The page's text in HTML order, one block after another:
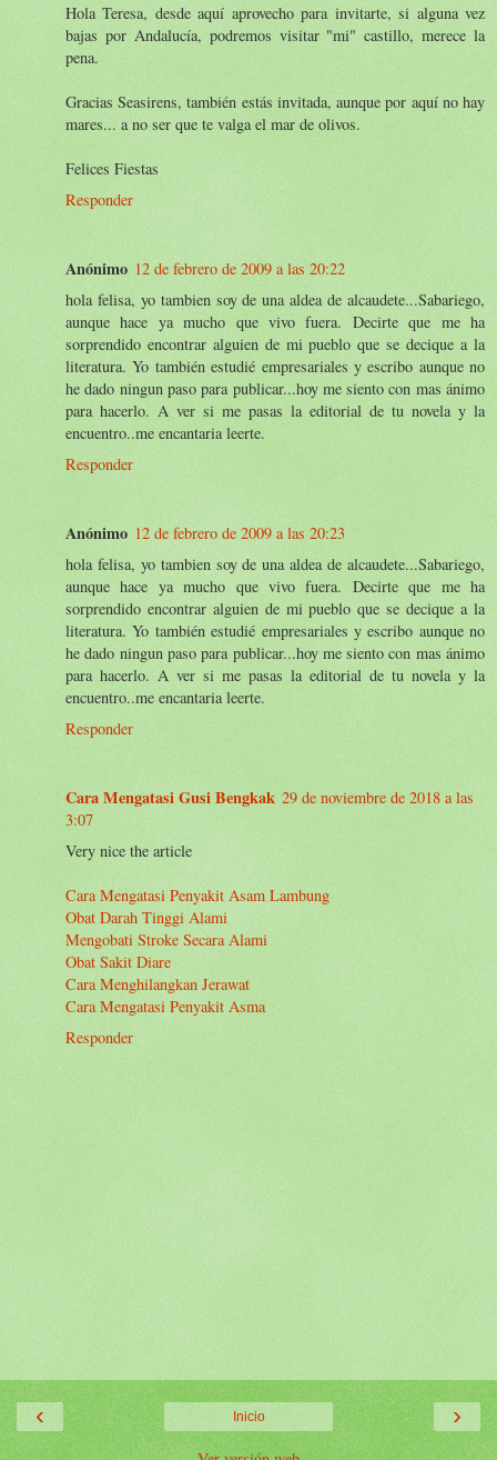
Hola Teresa, desde aquí aprovecho para invitarte, si alguna vez
bajas por Andalucía, podremos visitar "mi" castillo, merece la
pena.
Gracias Seasirens, también estás invitada, aunque por aquí no hay
mares... a no ser que te valga el mar de olivos.
Felices Fiestas
Responder
Anónimo 12 de febrero de 2009 a las 20:22
hola felisa, yo tambien soy de una aldea de alcaudete...Sabariego,
aunque hace ya mucho que vivo fuera. Decirte que me ha
sorprendido encontrar alguien de mi pueblo que se decique a la
literatura. Yo también estudié empresariales y escribo aunque no
he dado ningun paso para publicar...hoy me siento con mas ánimo
para hacerlo. A ver si me pasas la editorial de tu novela y la
encuentro..me encantaria leerte.
Responder
Anónimo 12 de febrero de 2009 a las 20:23
hola felisa, yo tambien soy de una aldea de alcaudete...Sabariego,
aunque hace ya mucho que vivo fuera. Decirte que me ha
sorprendido encontrar alguien de mi pueblo que se decique a la
literatura. Yo también estudié empresariales y escribo aunque no
he dado ningun paso para publicar...hoy me siento con mas ánimo
para hacerlo. A ver si me pasas la editorial de tu novela y la
encuentro..me encantaria leerte.
Responder
Cara Mengatasi Gusi Bengkak 29 de noviembre de 2018 a las
3:07
Very nice the article
Cara Mengatasi Penyakit Asam Lambung
Obat Darah Tinggi Alami
Mengobati Stroke Secara Alami
Obat Sakit Diare
Cara Menghilangkan Jerawat
Cara Mengatasi Penyakit Asma
Responder
‹ ›
Inicio